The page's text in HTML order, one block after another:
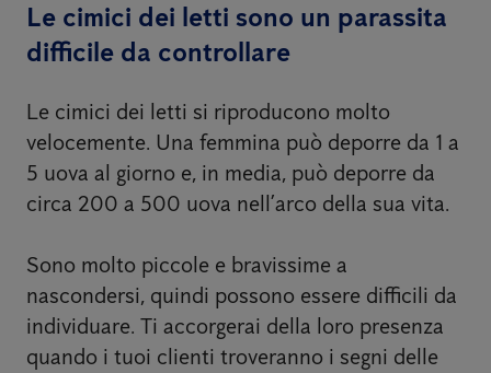
Le cimici dei letti sono un parassita
difficile da controllare
Le cimici dei letti si riproducono molto
velocemente. Una femmina può deporre da 1 a
5 uova al giorno e, in media, può deporre da
circa 200 a 500 uova nell’arco della sua vita.
Sono molto piccole e bravissime a
nascondersi, quindi possono essere difficili da
individuare. Ti accorgerai della loro presenza
quando i tuoi clienti troveranno i segni delle